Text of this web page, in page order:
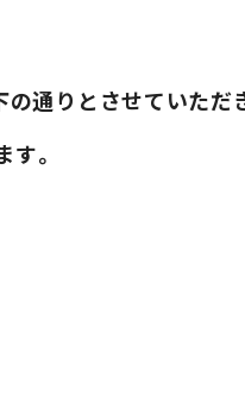
の通りとさせていただ
。
数の目安